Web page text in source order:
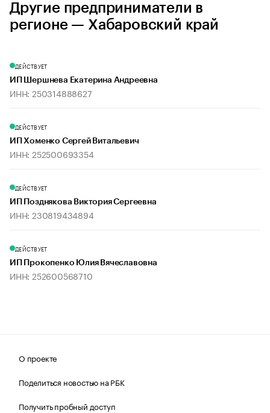
Другие предприниматели в
регионе — Хабаровский край
ДЕЙСТВУЕТ
ИП Шершнева Екатерина Андреевна
ИНН: 250314888627
ДЕЙСТВУЕТ
ИП Хоменко Сергей Витальевич
ИНН: 252500693354
ДЕЙСТВУЕТ
ИП Позднякова Виктория Сергеевна
ИНН: 230819434894
ДЕЙСТВУЕТ
ИП Прокопенко Юлия Вячеславовна
ИНН: 252600568710
О проекте
Поделиться новостью на РБК
Получить пробный доступ